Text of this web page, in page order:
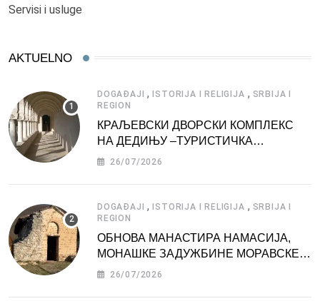
Servisi i usluge
AKTUELNO
DOGAĐAJI ,ISTORIJA I RELIGIJA , SRBIJA I
REGION
КРАЉЕВСКИ ДВОРСКИ КОМПЛЕКС
НА ДЕДИЊУ –ТУРИСТИЧКА
АТРАКЦИЈА
26/07/2026
DOGAĐAJI ,ISTORIJA I RELIGIJA , SRBIJA I
REGION
ОБНОВА МАНАСТИРА НАМАСИЈА,
МОНАШКЕ ЗАДУЖБИНЕ МОРАВСКЕ
СРБИЈЕ
26/07/2026